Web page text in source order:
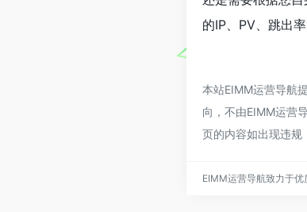
的IP、PV、跳出率
本站EIMM运营导航
向，不由EIMM运营
页的内容如出现违规
EIMM运营导航致力于优